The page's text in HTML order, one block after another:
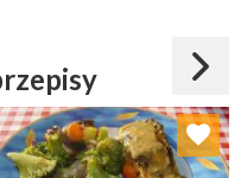
Dodaj do ulubionych
Wybierz listę: